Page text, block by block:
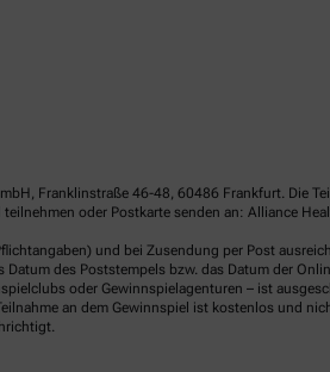
Franklinstraße 46-48, 60486 Frankfurt. Die
oder Postkarte senden an: Alliance
und bei Zusendung per Post
des Poststempels bzw. das Datum der
oder Gewinnspielagenturen – ist
an dem Gewinnspiel ist kostenlos und